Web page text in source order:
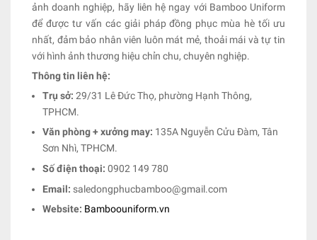
ảnh doanh nghiệp, hãy liên hệ ngay với Bamboo Uniform
để được tư vấn các giải pháp đồng phục mùa hè tối ưu
nhất, đảm bảo nhân viên luôn mát mẻ, thoải mái và tự tin
với hình ảnh thương hiệu chỉn chu, chuyên nghiệp.
Thông tin liên hệ:
Trụ sở: 29/31 Lê Đức Thọ, phường Hạnh Thông,
TPHCM.
Văn phòng + xưởng may: 135A Nguyễn Cửu Đàm, Tân
Sơn Nhì, TPHCM.
Số điện thoại: 0902 149 780
Email: saledongphucbamboo@gmail.com
Website: Bamboouniform.vn